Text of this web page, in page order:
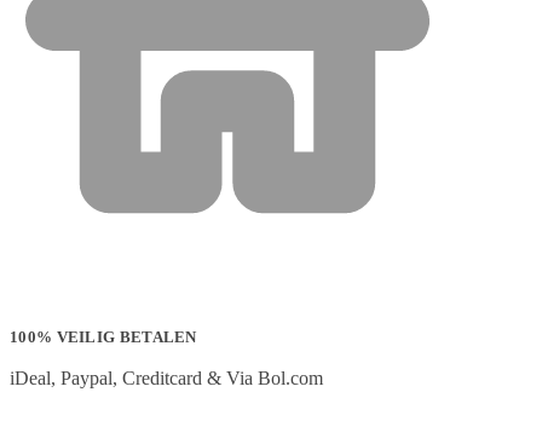
100% VEILIG BETALEN
iDeal, Paypal, Creditcard & Via Bol.com